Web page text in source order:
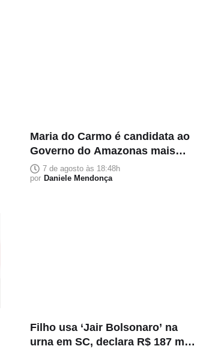
Maria do Carmo é candidata ao
Governo do Amazonas mais
rica e declara patrimônio de R$
118 milhões
7 de agosto às 18:48h
por Daniele Mendonça
Filho usa ‘Jair Bolsonaro’ na
urna em SC, declara R$ 187 mil